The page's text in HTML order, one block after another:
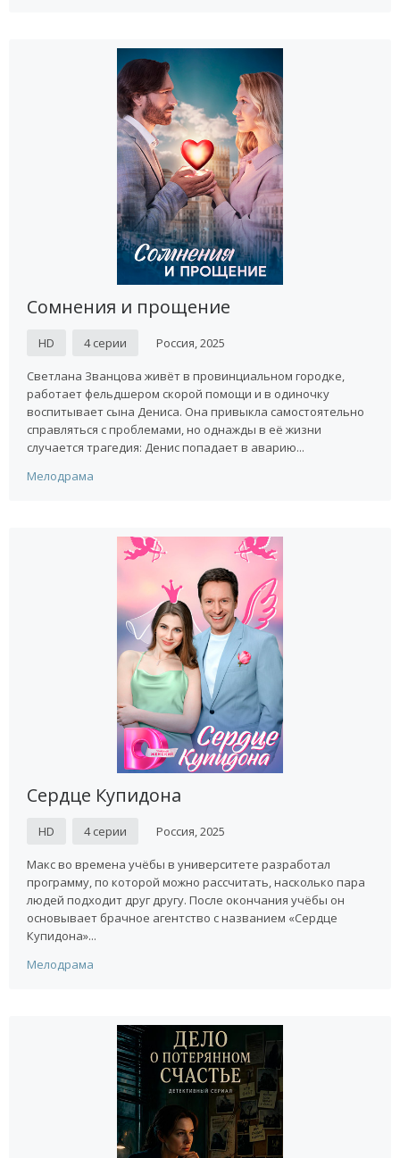
Сомнения и прощение
HD 4 серии Россия, 2025
Светлана Званцова живёт в провинциальном городке,
работает фельдшером скорой помощи и в одиночку
воспитывает сына Дениса. Она привыкла самостоятельно
справляться с проблемами, но однажды в её жизни
случается трагедия: Денис попадает в аварию...
Мелодрама
Сердце Купидона
HD 4 серии Россия, 2025
Макс во времена учёбы в университете разработал
программу, по которой можно рассчитать, насколько пара
людей подходит друг другу. После окончания учёбы он
основывает брачное агентство с названием «Сердце
Купидона»...
Мелодрама